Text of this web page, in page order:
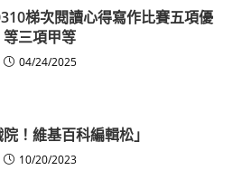
梯次閱讀心得寫作比賽五項優
等三項甲等
04/24/2025
院！維基百科編輯松」
10/20/2023